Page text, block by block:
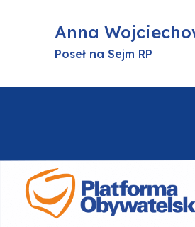
Anna
Poseł na Sejm RP